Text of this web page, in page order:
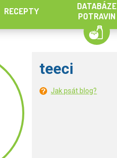
RECEPTY
DATABÁZE
POTRAVIN
teeci
Jak psát blog?